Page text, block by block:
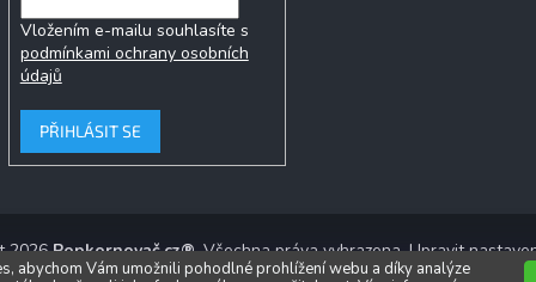
abychom Vám umožnili pohodlné prohlížení webu a díky analýze
Vložením e-mailu souhlasíte s
podmínkami ochrany osobních
údajů
PŘIHLÁSIT SE
2026Popkornovač.cz®. Všechna práva vyhrazena.Upravit